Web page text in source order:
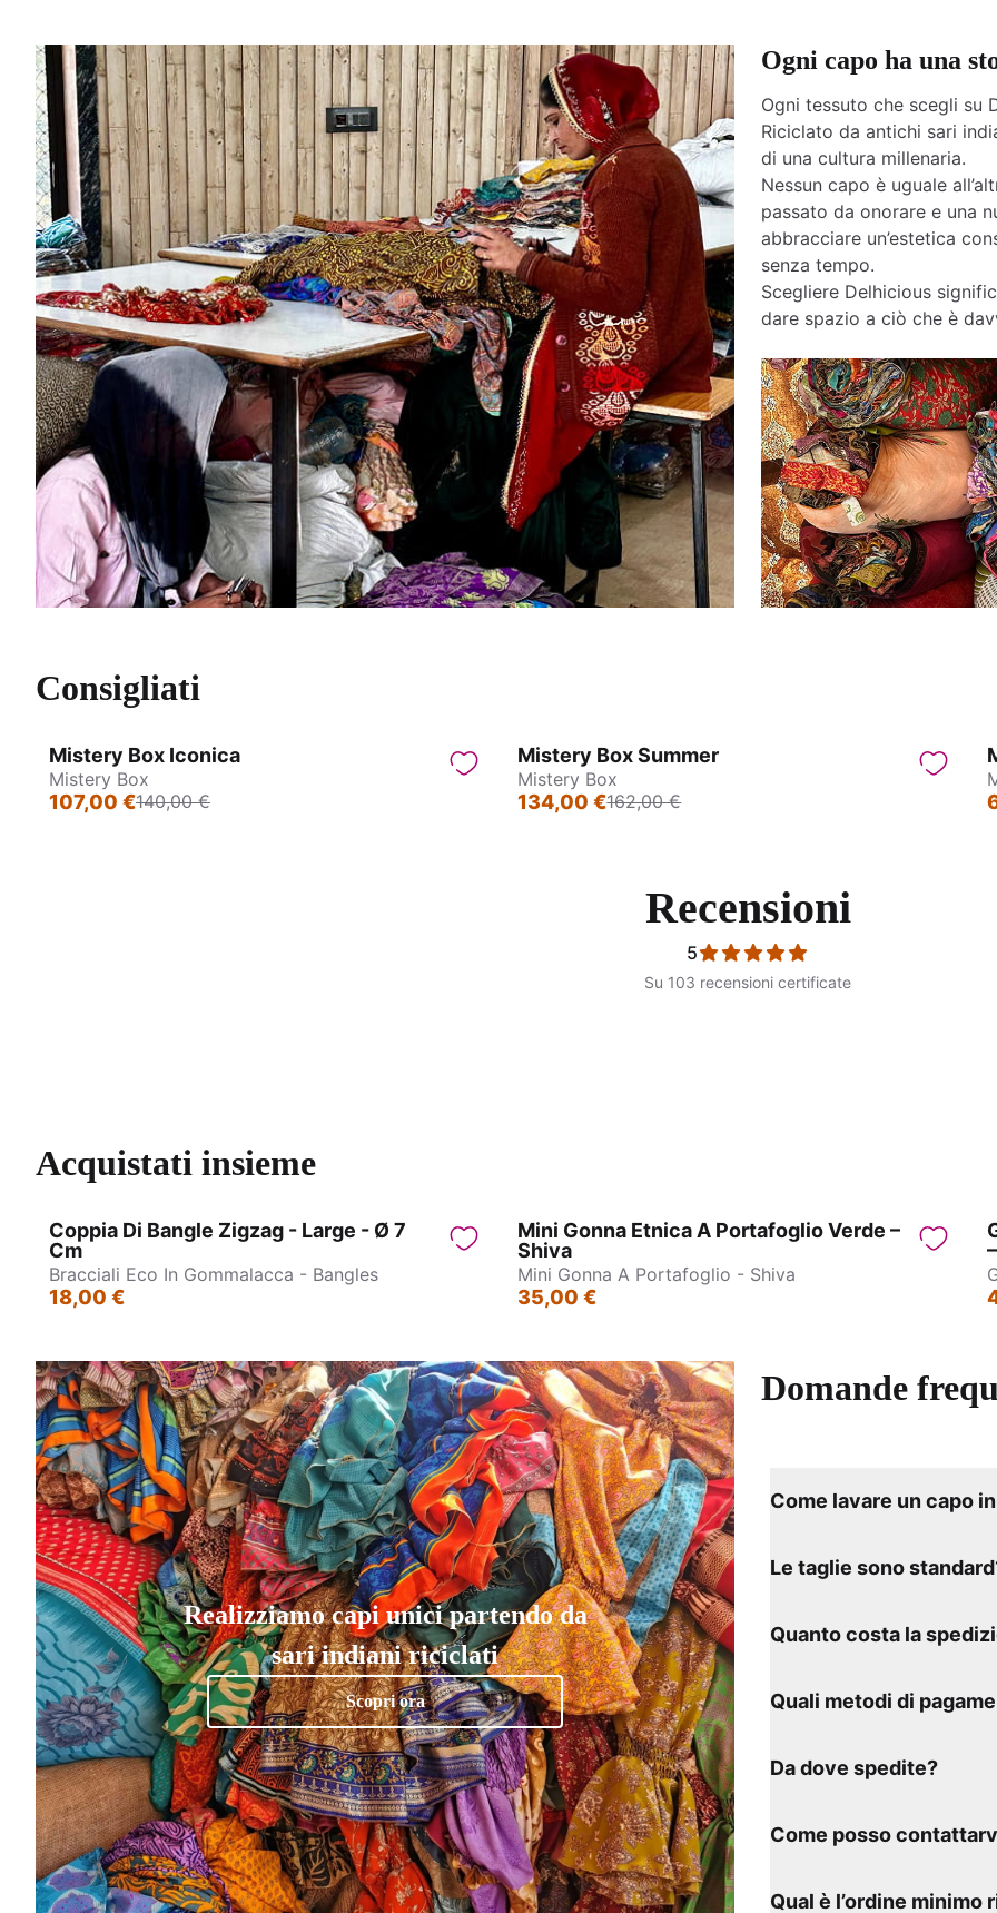
Ogni capo ha una
Ogni tessuto che scegli su
Riciclato da antichi sari
di una cultura millenaria.
Nessun capo è uguale
passato da onorare e una
abbracciare un’estetica
senza tempo.
Scegliere Delhicious
dare spazio a ciò che è
Consigliati
Sconto prodotto
33€
Mistery Box Iconica
Mistery Box
107,00 €140,00 €
Sconto prodotto
28€
Mistery Box Summer
Mistery Box
134,00 €162,00 €
Recensioni
5
Su 103 recensioni certificate
Acquistati insieme
Coppia Di Bangle Zigzag - Large - Ø 7
Cm
Bracciali Eco In Gommalacca - Bangles
18,00 €
Mini Gonna Etnica A Portafoglio Verde –
Shiva
Mini Gonna A Portafoglio - Shiva
35,00 €
Realizziamo capi unici partendo da
sari indiani riciclati
Scopri ora
Domande
Come lavare un capo
Le taglie sono
Quanto costa la
Quali metodi di
Da dove spedite?
Come posso
Qual è l’ordine minimo